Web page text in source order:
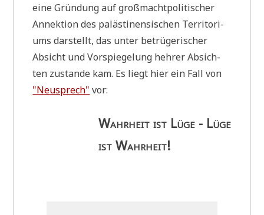
eine Grün­dung auf groß­macht­po­li­ti­scher
Annek­ti­on des palä­sti­nen­si­schen Ter­ri­to­ri­
ums dar­stellt, das unter betrü­ge­ri­scher
Absicht und Vor­spie­ge­lung heh­rer Absich­
ten zustan­de kam. Es liegt hier ein Fall von
"Neu­sprech" vor:
Wahr­heit ist Lüge - Lüge
ist Wahrheit!